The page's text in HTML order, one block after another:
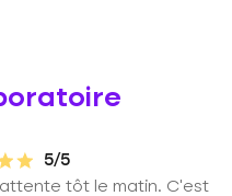
5/5
tôt le matin. C'est